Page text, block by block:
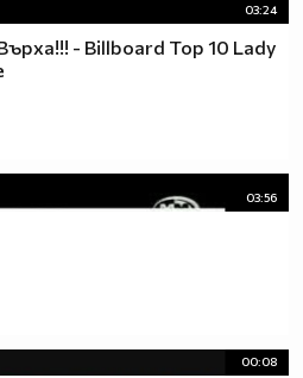
03:24
- Billboard Top 10 Lady
03:56
00:08